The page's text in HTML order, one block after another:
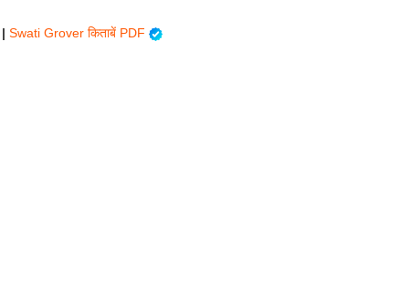
| Swati Grover किताबें PDF